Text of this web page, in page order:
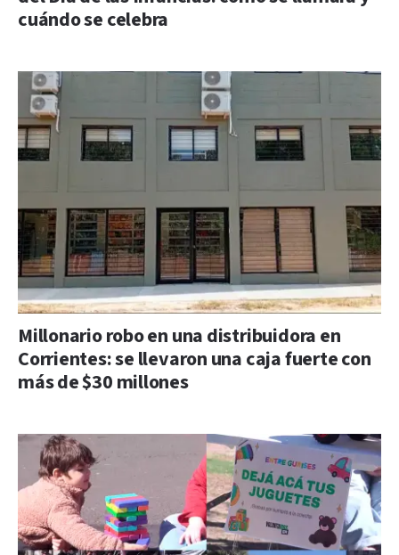
cuándo se celebra
Millonario robo en una distribuidora en
Corrientes: se llevaron una caja fuerte con
más de $30 millones